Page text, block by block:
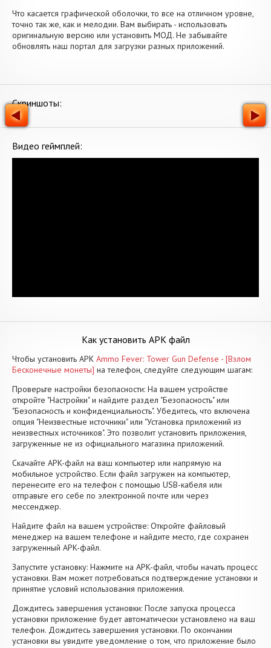
Что касается графической оболочки, то все на отличном уровне,
точно так же, как и мелодии. Вам выбирать - использовать
оригинальную версию или установить МОД. Не забывайте
обновлять наш портал для загрузки разных приложений.
Скриншоты:
Видео геймплей:
Как установить APK файл
Чтобы установить APK Ammo Fever: Tower Gun Defense - [Взлом
Бесконечные монеты] на телефон, следуйте следующим шагам:
Проверьте настройки безопасности: На вашем устройстве
откройте "Настройки" и найдите раздел "Безопасность" или
"Безопасность и конфиденциальность". Убедитесь, что включена
опция "Неизвестные источники" или "Установка приложений из
неизвестных источников". Это позволит установить приложения,
загруженные не из официального магазина приложений.
Скачайте APK-файл на ваш компьютер или напрямую на
мобильное устройство. Если файл загружен на компьютер,
перенесите его на телефон с помощью USB-кабеля или
отправьте его себе по электронной почте или через
мессенджер.
Найдите файл на вашем устройстве: Откройте файловый
менеджер на вашем телефоне и найдите место, где сохранен
загруженный APK-файл.
Запустите установку: Нажмите на APK-файл, чтобы начать процесс
установки. Вам может потребоваться подтверждение установки и
принятие условий использования приложения.
Дождитесь завершения установки: После запуска процесса
установки приложение будет автоматически установлено на ваш
телефон. Дождитесь завершения установки. По окончании
установки вы увидите уведомление о том, что приложение было